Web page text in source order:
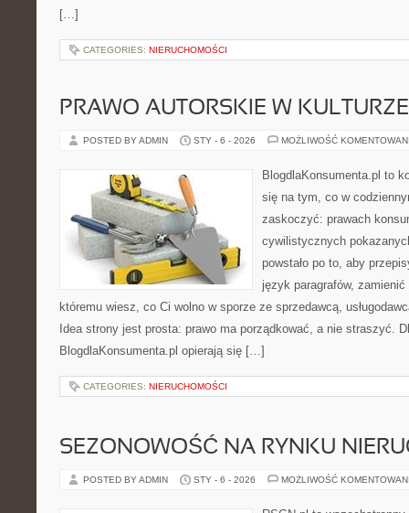
[…]
CATEGORIES: NIERUCHOMOŚCI
PRAWO AUTORSKIE W
POSTED BY ADMIN STY - 6 - 2026 MOŻLIWOŚĆ
BlogdlaKonsumenta.pl to
się na tym, co w
zaskoczyć: prawach
cywilistycznych
powstało po to, aby
język paragrafów,
któremu wiesz, co Ci wolno w sporze ze sprzedawcą,
Idea strony jest prosta: prawo ma porządkować, a nie straszyć.
BlogdlaKonsumenta.pl opierają się […]
CATEGORIES: NIERUCHOMOŚCI
SEZONOWOŚĆ NA RYNKU
POSTED BY ADMIN STY - 6 - 2026 MOŻLIWOŚĆ